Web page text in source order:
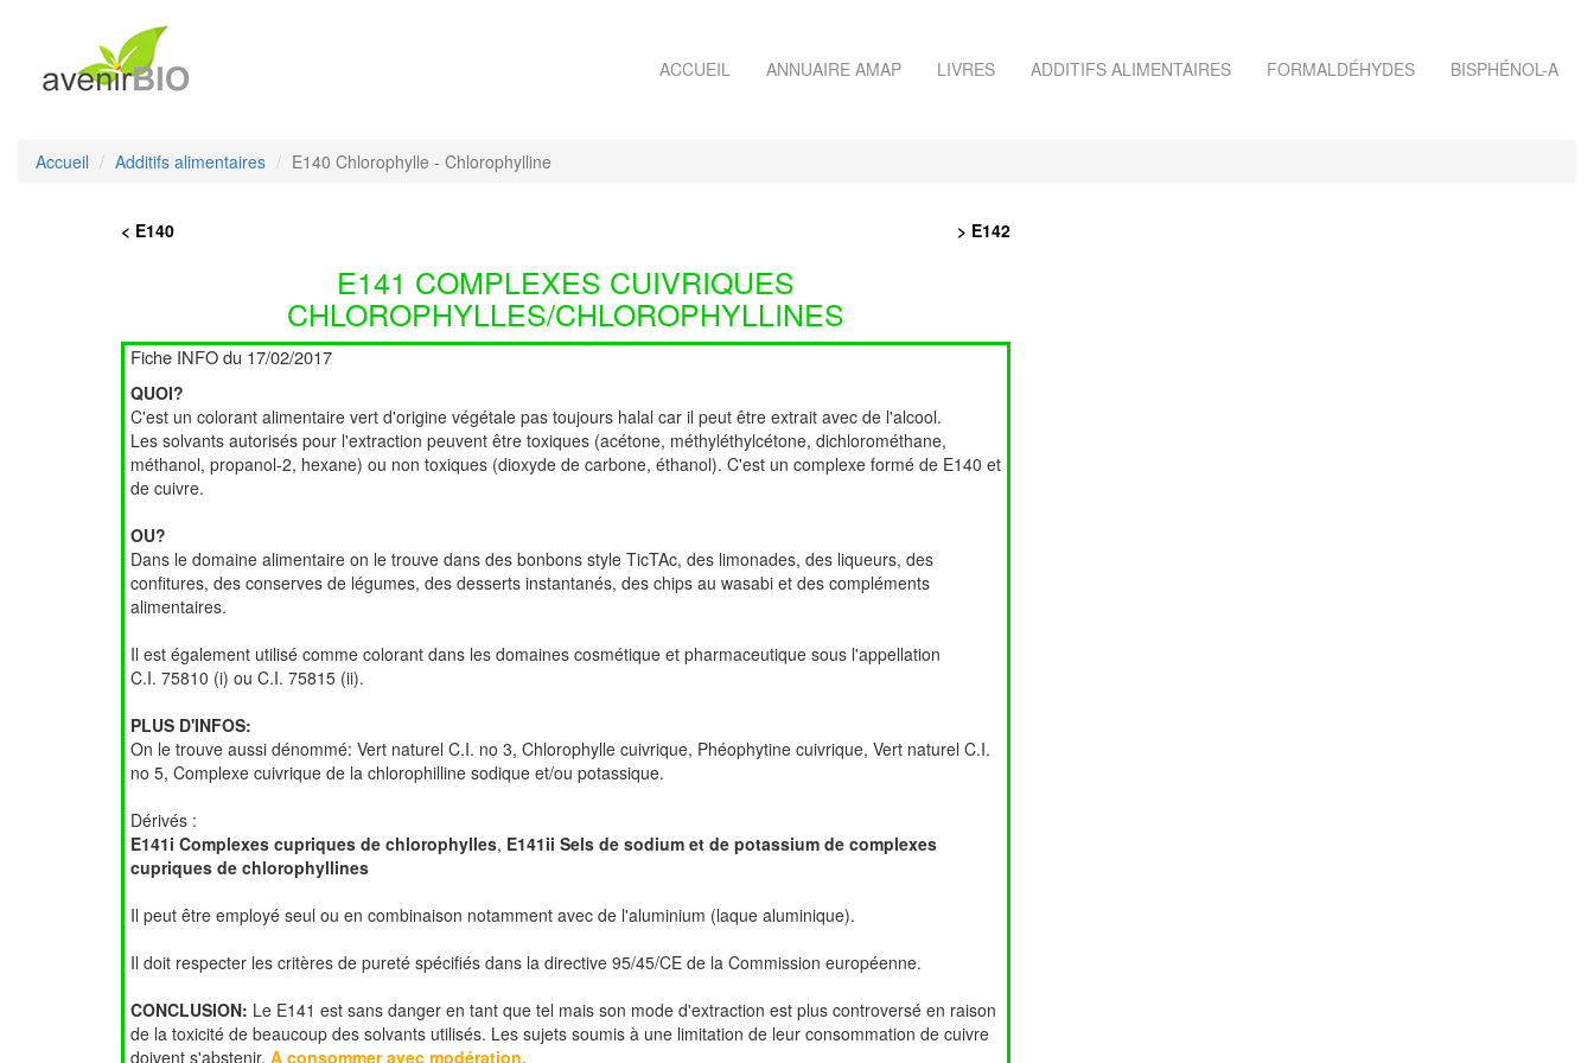
ACCUEIL ANNUAIRE AMAP LIVRES ADDITIFS ALIMENTAIRES FORMALDÉHYDES BISPHÉNOL-A
Accueil Additifs alimentaires E140 Chlorophylle - Chlorophylline
< E140 > E142
E141 COMPLEXES CUIVRIQUES
CHLOROPHYLLES/CHLOROPHYLLINES
Fiche INFO du 17/02/2017
QUOI?
C'est un colorant alimentaire vert d'origine végétale pas toujours halal car il peut être extrait avec de l'alcool.
Les solvants autorisés pour l'extraction peuvent être toxiques (acétone, méthyléthylcétone, dichlorométhane,
méthanol, propanol-2, hexane) ou non toxiques (dioxyde de carbone, éthanol). C'est un complexe formé de E140 et
de cuivre.
OU?
Dans le domaine alimentaire on le trouve dans des bonbons style TicTAc, des limonades, des liqueurs, des
confitures, des conserves de légumes, des desserts instantanés, des chips au wasabi et des compléments
alimentaires.
Il est également utilisé comme colorant dans les domaines cosmétique et pharmaceutique sous l'appellation
C.I. 75810 (i) ou C.I. 75815 (ii).
PLUS D'INFOS:
On le trouve aussi dénommé: Vert naturel C.I. no 3, Chlorophylle cuivrique, Phéophytine cuivrique, Vert naturel C.I.
no 5, Complexe cuivrique de la chlorophilline sodique et/ou potassique.
Dérivés :
E141i Complexes cupriques de chlorophylles, E141ii Sels de sodium et de potassium de complexes
cupriques de chlorophyllines
Il peut être employé seul ou en combinaison notamment avec de l'aluminium (laque aluminique).
Il doit respecter les critères de pureté spécifiés dans la directive 95/45/CE de la Commission européenne.
CONCLUSION: Le E141 est sans danger en tant que tel mais son mode d'extraction est plus controversé en raison
de la toxicité de beaucoup des solvants utilisés. Les sujets soumis à une limitation de leur consommation de cuivre
doivent s'abstenir. A consommer avec modération.